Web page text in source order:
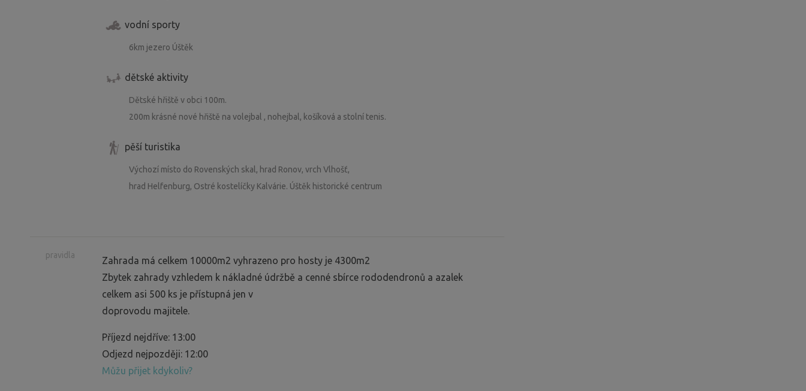
vodní sporty
6km jezero Úštěk
dětské aktivity
Dětské hřiště v obci 100m.
200m krásné nové hřiště na volejbal , nohejbal, košíková a stolní tenis.
pěší turistika
Výchozí místo do Rovenských skal, hrad Ronov, vrch Vlhošť,
hrad Helfenburg, Ostré kostelíčky Kalvárie. Úštěk historické centrum
pravidla
Zahrada má celkem 10000m2 vyhrazeno pro hosty je 4300m2
Zbytek zahrady vzhledem k nákladné údržbě a cenné sbírce rododendronů a azalek
celkem asi 500 ks je přístupná jen v
doprovodu majitele.
Příjezd nejdříve: 13:00
Odjezd nejpozději: 12:00
Můžu přijet kdykoliv?